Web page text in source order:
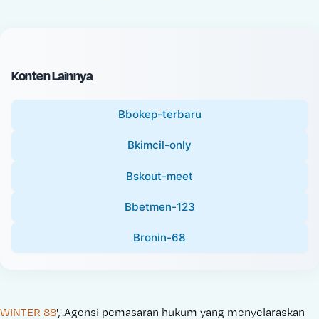
c
e
Konten Lainnya
Bbokep-terbaru
Bkimcil-only
Bskout-meet
Bbetmen-123
Bronin-68
WINTER 88','.Agensi pemasaran hukum yang menyelaraskan